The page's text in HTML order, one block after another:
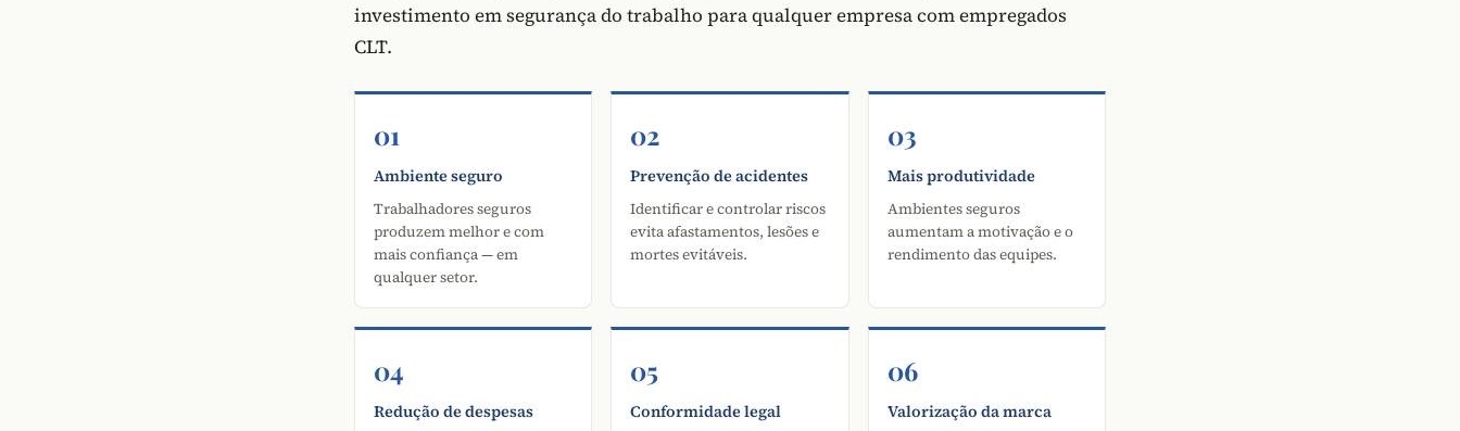
investimento em segurança do trabalho para qualquer empresa com empregados
CLT.
01
Ambiente seguro
Trabalhadores seguros
produzem melhor e com
mais confiança — em
qualquer setor.
02
Prevenção de acidentes
Identificar e controlar riscos
evita afastamentos, lesões e
mortes evitáveis.
03
Mais produtividade
Ambientes seguros
aumentam a motivação e o
rendimento das equipes.
04
Redução de despesas
05
Conformidade legal
06
Valorização da marca